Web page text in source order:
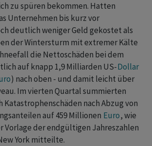
zu spüren bekommen. Hatten
Unternehmen bis kurz vor
deutlich weniger Geld gekostet als
der Wintersturm mit extremer Kälte
die Nettoschäden bei dem
auf knapp 1,9 Milliarden US-Dollar
) nach oben - und damit leicht über
Im vierten Quartal summierten
Katastrophenschäden nach Abzug von
auf 459 Millionen Euro, wie
Vorlage der endgültigen Jahreszahlen
York mitteilte.